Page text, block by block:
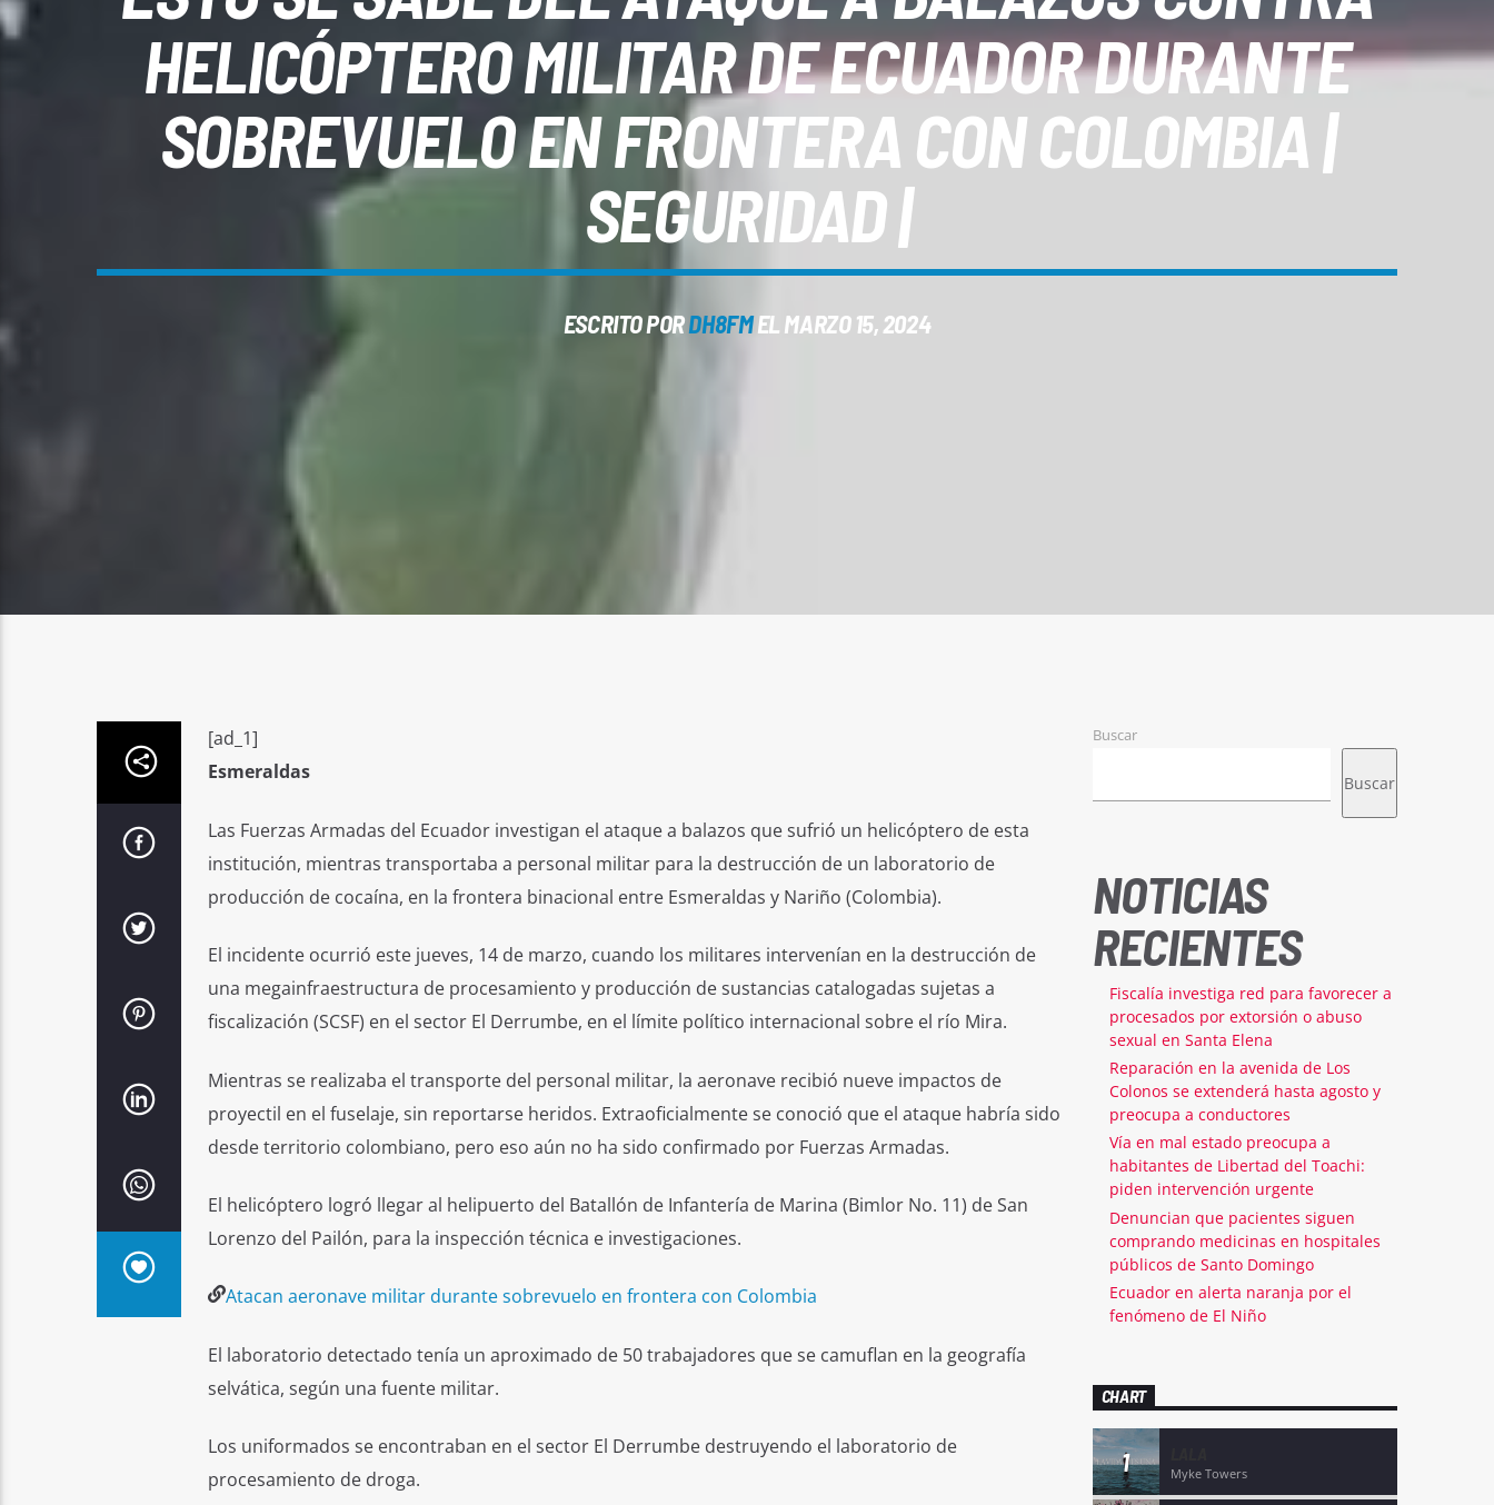
HELICÓPTERO MILITAR DE ECUADOR DURANTE
SOBREVUELO EN FRONTERA CON COLOMBIA |
SEGURIDAD |
ESCRITO PORDH8FMEL MARZO 15, 2024
[ad_1]
Esmeraldas
Las Fuerzas Armadas del Ecuador investigan el ataque a balazos que sufrió un helicóptero de esta
institución, mientras transportaba a personal militar para la destrucción de un laboratorio de
producción de cocaína, en la frontera binacional entre Esmeraldas y Nariño (Colombia).
El incidente ocurrió este jueves, 14 de marzo, cuando los militares intervenían en la destrucción de
una megainfraestructura de procesamiento y producción de sustancias catalogadas sujetas a
fiscalización (SCSF) en el sector El Derrumbe, en el límite político internacional sobre el río Mira.
Mientras se realizaba el transporte del personal militar, la aeronave recibió nueve impactos de
proyectil en el fuselaje, sin reportarse heridos. Extraoficialmente se conoció que el ataque habría sido
desde territorio colombiano, pero eso aún no ha sido confirmado por Fuerzas Armadas.
El helicóptero logró llegar al helipuerto del Batallón de Infantería de Marina (Bimlor No. 11) de San
Lorenzo del Pailón, para la inspección técnica e investigaciones.
Atacan aeronave militar durante sobrevuelo en frontera con Colombia
El laboratorio detectado tenía un aproximado de 50 trabajadores que se camuflan en la geografía
selvática, según una fuente militar.
Los uniformados se encontraban en el sector El Derrumbe destruyendo el laboratorio de
procesamiento de droga.
Buscar
Buscar
NOTICIAS
RECIENTES
Fiscalía investiga red para favorecer a
procesados por extorsión o abuso
sexual en Santa Elena
Reparación en la avenida de Los
Colonos se extenderá hasta agosto y
preocupa a conductores
Vía en mal estado preocupa a
habitantes de Libertad del Toachi:
piden intervención urgente
Denuncian que pacientes siguen
comprando medicinas en hospitales
públicos de Santo Domingo
Ecuador en alerta naranja por el
fenómeno de El Niño
CHART
1 Myke Towers